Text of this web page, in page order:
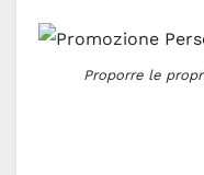
Proporre le